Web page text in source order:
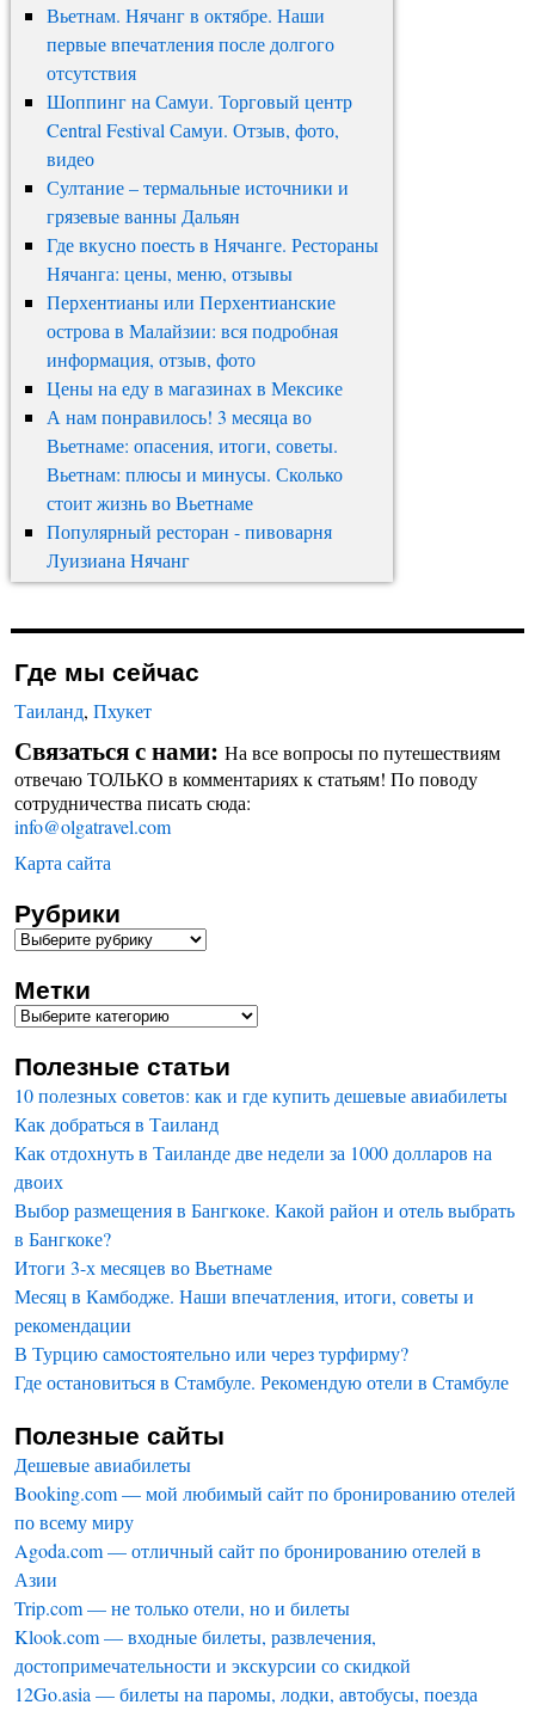
Вьетнам. Нячанг в октябре. Наши
первые впечатления после долгого
отсутствия
Шоппинг на Самуи. Торговый центр
Central Festival Самуи. Отзыв, фото,
видео
Султание – термальные источники и
грязевые ванны Дальян
Где вкусно поесть в Нячанге. Рестораны
Нячанга: цены, меню, отзывы
Перхентианы или Перхентианские
острова в Малайзии: вся подробная
информация, отзыв, фото
Цены на еду в магазинах в Мексике
А нам понравилось! 3 месяца во
Вьетнаме: опасения, итоги, советы.
Вьетнам: плюсы и минусы. Сколько
стоит жизнь во Вьетнаме
Популярный ресторан - пивоварня
Луизиана Нячанг
Где мы сейчас
Таиланд, Пхукет
Связаться с нами: На все вопросы по путешествиям
отвечаю ТОЛЬКО в комментариях к статьям! По поводу
сотрудничества писать сюда:
info@olgatravel.com
Карта сайта
Рубрики
Метки
Полезные статьи
10 полезных советов: как и где купить дешевые авиабилеты
Как добраться в Таиланд
Как отдохнуть в Таиланде две недели за 1000 долларов на
двоих
Выбор размещения в Бангкоке. Какой район и отель выбрать
в Бангкоке?
Итоги 3-х месяцев во Вьетнаме
Месяц в Камбодже. Наши впечатления, итоги, советы и
рекомендации
В Турцию самостоятельно или через турфирму?
Где остановиться в Стамбуле. Рекомендую отели в Стамбуле
Полезные сайты
Дешевые авиабилеты
Booking.com — мой любимый сайт по бронированию отелей
по всему миру
Agoda.com — отличный сайт по бронированию отелей в
Азии
Trip.com — не только отели, но и билеты
Klook.com — входные билеты, развлечения,
достопримечательности и экскурсии со скидкой
12Go.asia — билеты на паромы, лодки, автобусы, поезда